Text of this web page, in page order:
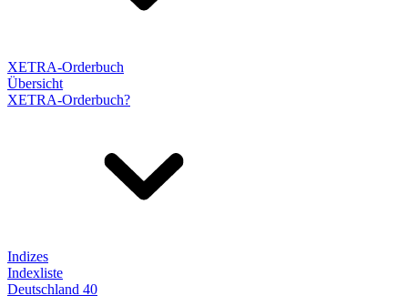
XETRA-Orderbuch
Übersicht
XETRA-Orderbuch?
Indizes
Indexliste
Deutschland 40